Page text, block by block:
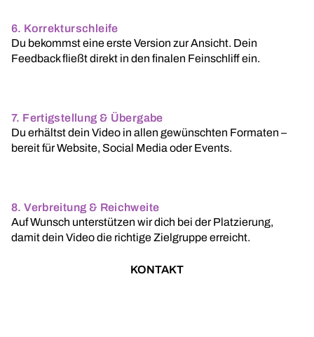
6. Korrekturschleife
Du bekommst eine erste Version zur Ansicht. Dein
Feedback fließt direkt in den finalen Feinschliff ein.
7. Fertigstellung & Übergabe
Du erhältst dein Video in allen gewünschten Formaten –
bereit für Website, Social Media oder Events.
8. Verbreitung & Reichweite
Auf Wunsch unterstützen wir dich bei der Platzierung,
damit dein Video die richtige Zielgruppe erreicht.
KONTAKT